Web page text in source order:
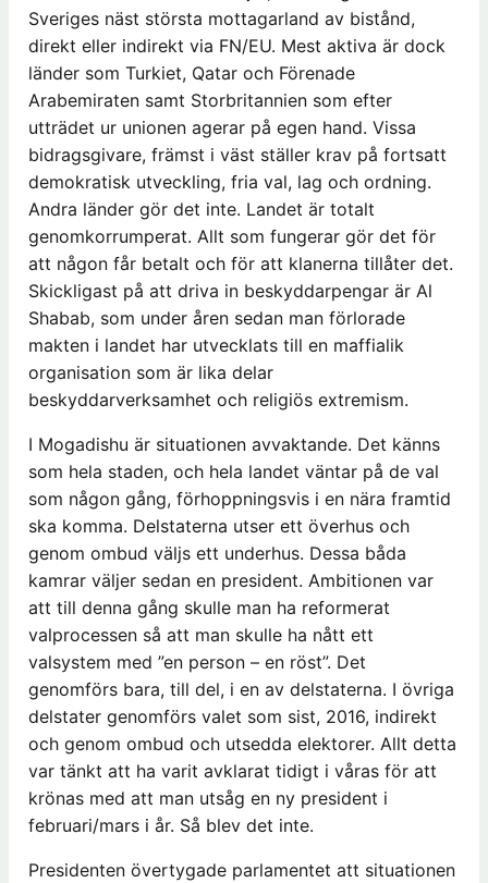
Sveriges näst största mottagarland av bistånd,
direkt eller indirekt via FN/EU. Mest aktiva är dock
länder som Turkiet, Qatar och Förenade
Arabemiraten samt Storbritannien som efter
utträdet ur unionen agerar på egen hand. Vissa
bidragsgivare, främst i väst ställer krav på fortsatt
demokratisk utveckling, fria val, lag och ordning.
Andra länder gör det inte. Landet är totalt
genomkorrumperat. Allt som fungerar gör det för
att någon får betalt och för att klanerna tillåter det.
Skickligast på att driva in beskyddarpengar är Al
Shabab, som under åren sedan man förlorade
makten i landet har utvecklats till en maffialik
organisation som är lika delar
beskyddarverksamhet och religiös extremism.
I Mogadishu är situationen avvaktande. Det känns
som hela staden, och hela landet väntar på de val
som någon gång, förhoppningsvis i en nära framtid
ska komma. Delstaterna utser ett överhus och
genom ombud väljs ett underhus. Dessa båda
kamrar väljer sedan en president. Ambitionen var
att till denna gång skulle man ha reformerat
valprocessen så att man skulle ha nått ett
valsystem med ”en person – en röst”. Det
genomförs bara, till del, i en av delstaterna. I övriga
delstater genomförs valet som sist, 2016, indirekt
och genom ombud och utsedda elektorer. Allt detta
var tänkt att ha varit avklarat tidigt i våras för att
krönas med att man utsåg en ny president i
februari/mars i år. Så blev det inte.
Presidenten övertygade parlamentet att situationen